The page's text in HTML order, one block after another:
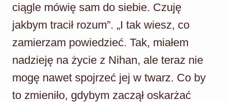
ciągle mówię sam do siebie. Czuję
jakbym tracił rozum”. „I tak wiesz, co
zamierzam powiedzieć. Tak, miałem
nadzieję na życie z Nihan, ale teraz nie
mogę nawet spojrzeć jej w twarz. Co by
to zmieniło, gdybym zaczął oskarżać